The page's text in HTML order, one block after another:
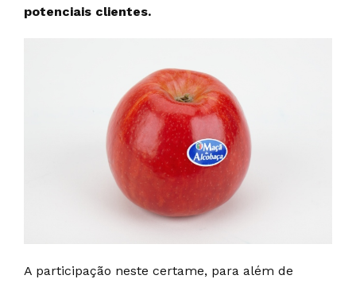
potenciais clientes.
A participação neste certame, para além de